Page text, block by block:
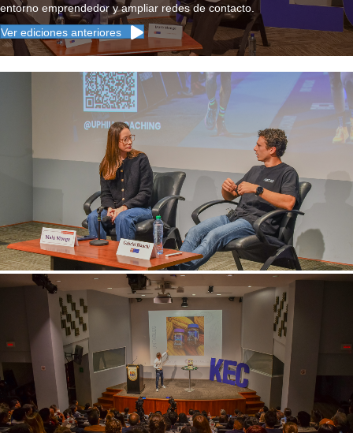
entorno emprendedor y ampliar redes de contacto.
Ver ediciones anteriores